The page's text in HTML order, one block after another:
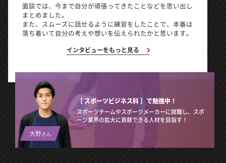
面談では、今まで自分が頑張ってきたことなどを思い出し
まとめました。
また、スムーズに話せるように練習をしたことで、本番は
落ち着いて自分の考えや想いを伝えられたかと思います。
インタビューをもっと見る
［ スポーツビジネス科 ］で勉強中！
スポーツチームやスポーツメーカーに就職し、スポ
ーツ業界の拡大に貢献できる人材を目指す！
大野さん